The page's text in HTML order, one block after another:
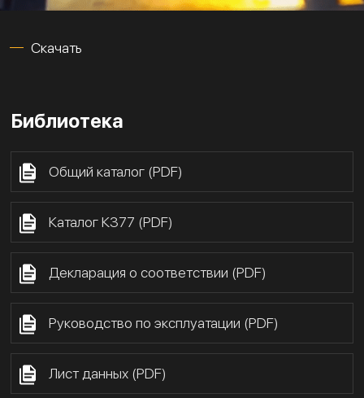
Скачать
Библиотека
Общий каталог (PDF)
Каталог К377 (PDF)
Декларация о соответствии (PDF)
Руководство по эксплуатации (PDF)
Лист данных (PDF)